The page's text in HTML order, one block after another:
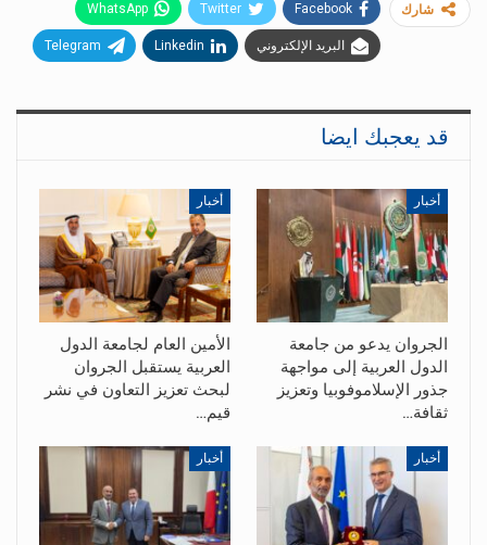
شارك Facebook
Twitter
WhatsApp
البريد الإلكتروني Linkedin
Telegram
قد يعجبك ايضا
أخبار
الجروان يدعو من جامعة
الدول العربية إلى مواجهة
جذور الإسلاموفوبيا وتعزيز
ثقافة…
أخبار
الأمين العام لجامعة الدول
العربية يستقبل الجروان
لبحث تعزيز التعاون في نشر
قيم…
أخبار أخبار